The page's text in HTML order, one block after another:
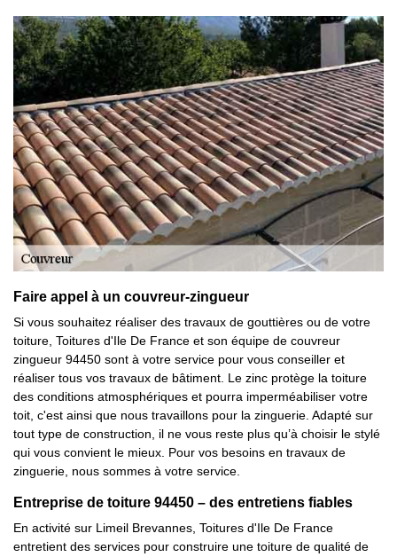
Faire appel à un couvreur-zingueur
Si vous souhaitez réaliser des travaux de gouttières ou de votre
toiture, Toitures d'Ile De France et son équipe de couvreur
zingueur 94450 sont à votre service pour vous conseiller et
réaliser tous vos travaux de bâtiment. Le zinc protège la toiture
des conditions atmosphériques et pourra imperméabiliser votre
toit, c'est ainsi que nous travaillons pour la zinguerie. Adapté sur
tout type de construction, il ne vous reste plus qu’à choisir le stylé
qui vous convient le mieux. Pour vos besoins en travaux de
zinguerie, nous sommes à votre service.
Entreprise de toiture 94450 – des entretiens fiables
En activité sur Limeil Brevannes, Toitures d'Ile De France
entretient des services pour construire une toiture de qualité de